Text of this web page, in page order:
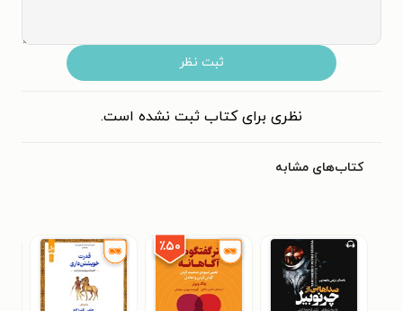
ثبت نظر
نظری برای کتاب ثبت نشده است.
کتاب‌های مشابه
٪۵۰